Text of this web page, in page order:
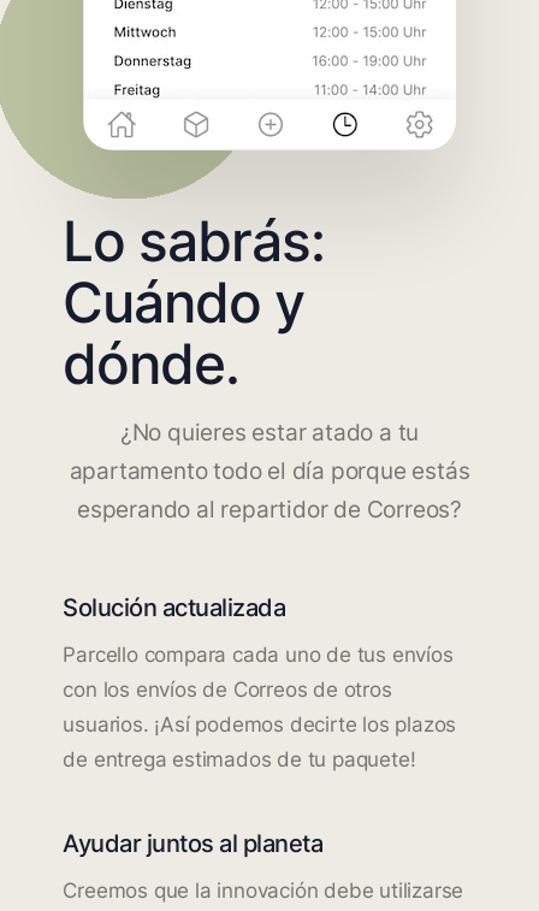
Lo sabrás:
Cuándo y
dónde.
¿No quieres estar atado a tu
apartamento todo el día porque estás
esperando al repartidor de Correos?
Solución actualizada
Parcello compara cada uno de tus envíos
con los envíos de Correos de otros
usuarios. ¡Así podemos decirte los plazos
de entrega estimados de tu paquete!
Ayudar juntos al planeta
Creemos que la innovación debe utilizarse